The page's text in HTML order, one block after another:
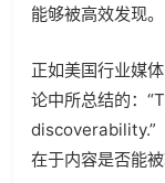
能够被高效发现。
正如美国行业媒
论中所总结的：
discoverability.”
在于内容是否能被